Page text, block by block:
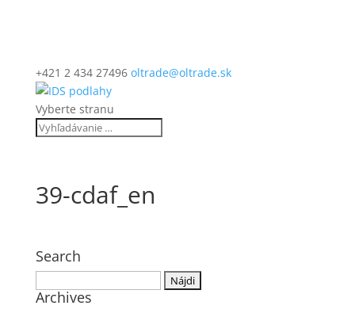
+421 2 434 27496 oltrade@oltrade.sk
Vyberte stranu
39-cdaf_en
Search
Archives